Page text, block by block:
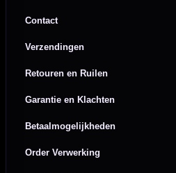
Contact
Verzendingen
Retouren en Ruilen
Garantie en Klachten
Betaalmogelijkheden
Order Verwerking